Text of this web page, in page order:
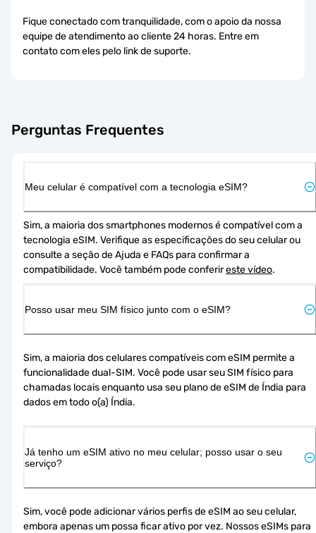
Fique conectado com tranquilidade, com o apoio da nossa
equipe de atendimento ao cliente 24 horas. Entre em
contato com eles pelo link de suporte.
Perguntas Frequentes
Meu celular é compatível com a tecnologia eSIM?
Sim, a maioria dos smartphones modernos é compatível com a
tecnologia eSIM. Verifique as especificações do seu celular ou
consulte a seção de Ajuda e FAQs para confirmar a
compatibilidade. Você também pode conferir este vídeo.
Posso usar meu SIM físico junto com o eSIM?
Sim, a maioria dos celulares compatíveis com eSIM permite a
funcionalidade dual-SIM. Você pode usar seu SIM físico para
chamadas locais enquanto usa seu plano de eSIM de Índia para
dados em todo o(a) Índia.
Já tenho um eSIM ativo no meu celular; posso usar o seu
serviço?
Sim, você pode adicionar vários perfis de eSIM ao seu celular,
embora apenas um possa ficar ativo por vez. Nossos eSIMs para